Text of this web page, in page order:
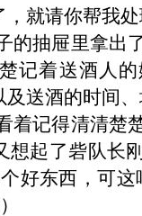
就请你帮我
的抽屉里拿出
记着送酒人
送酒的时间
着记得清清楚
想起了砦队长
好东西，可